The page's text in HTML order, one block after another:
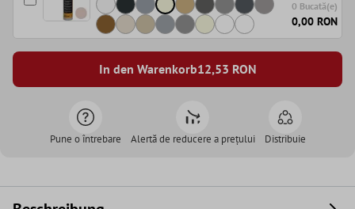
0 Bucată(e)
0,00 RON
In den Warenkorb12,53 RON
Pune o întrebare Alertă de reducere a prețului Distribuie